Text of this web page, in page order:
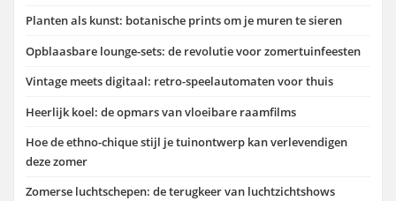
Planten als kunst: botanische prints om je muren te sieren
Opblaasbare lounge-sets: de revolutie voor zomertuinfeesten
Vintage meets digitaal: retro-speelautomaten voor thuis
Heerlijk koel: de opmars van vloeibare raamfilms
Hoe de ethno-chique stijl je tuinontwerp kan verlevendigen
deze zomer
Zomerse luchtschepen: de terugkeer van luchtzichtshows